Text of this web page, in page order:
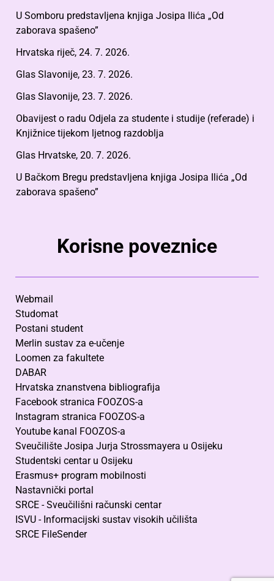
U Somboru predstavljena knjiga Josipa Ilića „Od
zaborava spašeno”
Hrvatska riječ, 24. 7. 2026.
Glas Slavonije, 23. 7. 2026.
Glas Slavonije, 23. 7. 2026.
Obavijest o radu Odjela za studente i studije (referade) i
Knjižnice tijekom ljetnog razdoblja
Glas Hrvatske, 20. 7. 2026.
U Bačkom Bregu predstavljena knjiga Josipa Ilića „Od
zaborava spašeno”
Korisne poveznice
Webmail
Studomat
Postani student
Merlin sustav za e-učenje
Loomen za fakultete
DABAR
Hrvatska znanstvena bibliografija
Facebook stranica FOOZOS-a
Instagram stranica FOOZOS-a
Youtube kanal FOOZOS-a
Sveučilište Josipa Jurja Strossmayera u Osijeku
Studentski centar u Osijeku
Erasmus+ program mobilnosti
Nastavnički portal
SRCE - Sveučilišni računski centar
ISVU - Informacijski sustav visokih učilišta
SRCE FileSender